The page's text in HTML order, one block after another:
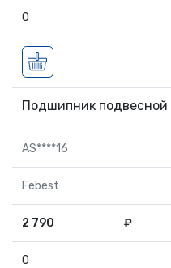
0
Подшипник подвесной
AS****16
Febest
2 790 ₽
0